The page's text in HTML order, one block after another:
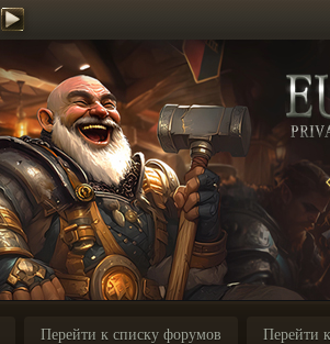
Перейти к списку форумов Перейти